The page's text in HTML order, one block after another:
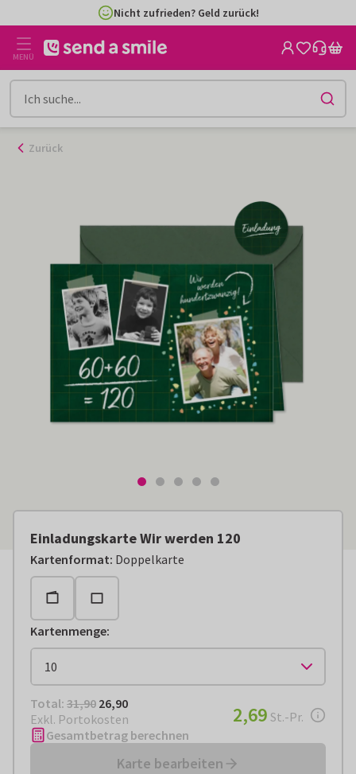
Inhalt
gehen
Nicht zufrieden? Geld zurück!
MENÜ
Zurück
Einladungskarte Wir werden 120
Kartenformat: Doppelkarte
Kartenmenge:
Total: € 26,90
Total: 31,90 26,90
Exkl. Portokosten
€ 2,69pro Stück
2,69 St.-Pr.
Gesamtbetrag berechnen
Karte bearbeiten